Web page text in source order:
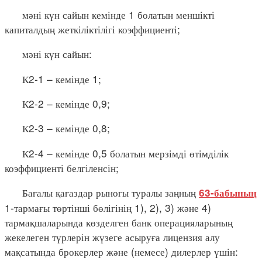
мәні күн сайын кемінде 1 болатын меншікті
капиталдың жеткіліктілігі коэффициенті;
мәні күн сайын:
К2-1 – кемінде 1;
К2-2 – кемінде 0,9;
К2-3 – кемінде 0,8;
К2-4 – кемінде 0,5 болатын мерзімді өтімділік
коэффициенті белгіленсін;
Бағалы қағаздар рыногы туралы заңның 63-бабының
1-тармағы төртінші бөлігінің 1), 2), 3) және 4)
тармақшаларында көзделген банк операцияларының
жекелеген түрлерін жүзеге асыруға лицензия алу
мақсатында брокерлер және (немесе) дилерлер үшін: